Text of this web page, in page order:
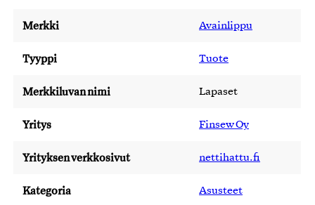
Merkki Avainlippu
Tyyppi Tuote
Merkkiluvan nimi Lapaset
Yritys Finsew Oy
Yrityksen verkkosivut nettihattu.fi
Kategoria Asusteet